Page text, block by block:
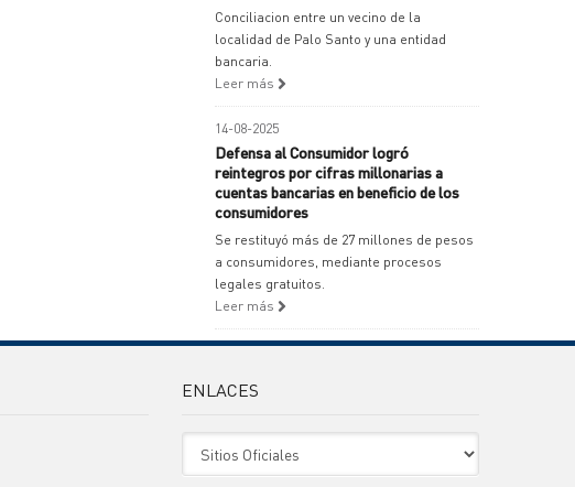
Conciliacion entre un vecino de la
localidad de Palo Santo y una entidad
bancaria.
Leer más
14-08-2025
Defensa al Consumidor logró
reintegros por cifras millonarias a
cuentas bancarias en beneficio de los
consumidores
Se restituyó más de 27 millones de pesos
a consumidores, mediante procesos
legales gratuitos.
Leer más
ENLACES